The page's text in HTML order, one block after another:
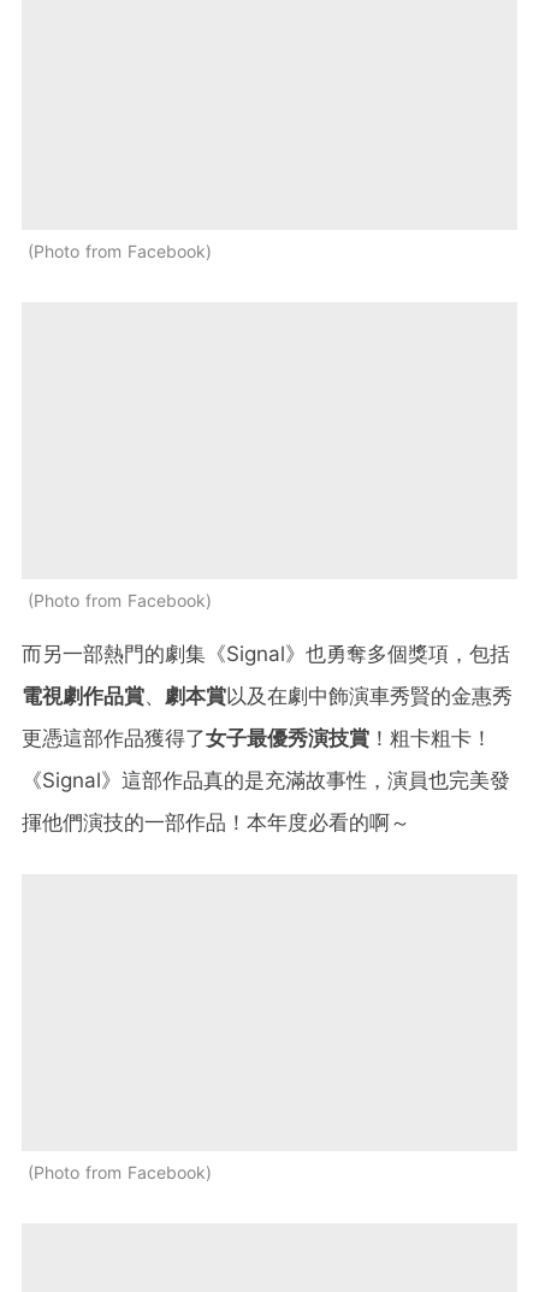
Photo from Facebook
Photo from Facebook
而另一部熱門的劇集《Signal》也勇奪多個獎項，包括
電視劇作品賞、 劇本賞以及在劇中飾演車秀賢的金惠秀
更憑這部作品獲得了女子最優秀演技賞 ！粗卡粗卡！
《Signal》這部作品真的是充滿故事性，演員也完美發
揮他們演技的一部作品！本年度必看的啊～
Photo from Facebook